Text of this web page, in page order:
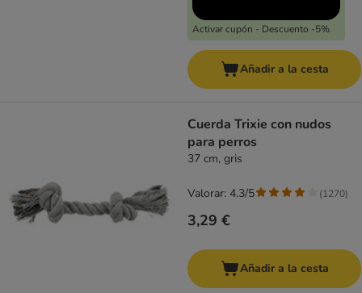
Activar cupón - Descuento -5%
Añadir a la cesta
Cuerda Trixie con nudos
para perros
37 cm, gris
3,29 €
Valorar: 4.3/5 (1270)
Añadir a la cesta